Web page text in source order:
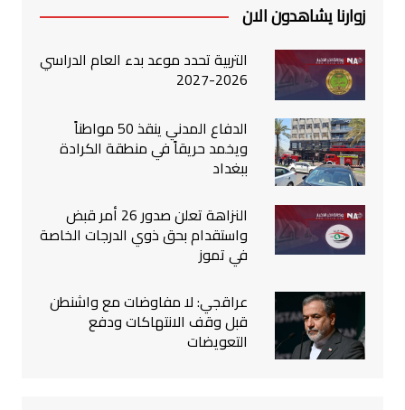
زوارنا يشاهدون الان
التربية تحدد موعد بدء العام الدراسي
2026-2027
الدفاع المدني ينقذ 50 مواطناً
ويخمد حريقاً في منطقة الكرادة
ببغداد
النزاهة تعلن صدور 26 أمر قبض
واستقدام بحق ذوي الدرجات الخاصة
في تموز
عراقجي: لا مفاوضات مع واشنطن
قبل وقف الانتهاكات ودفع
التعويضات